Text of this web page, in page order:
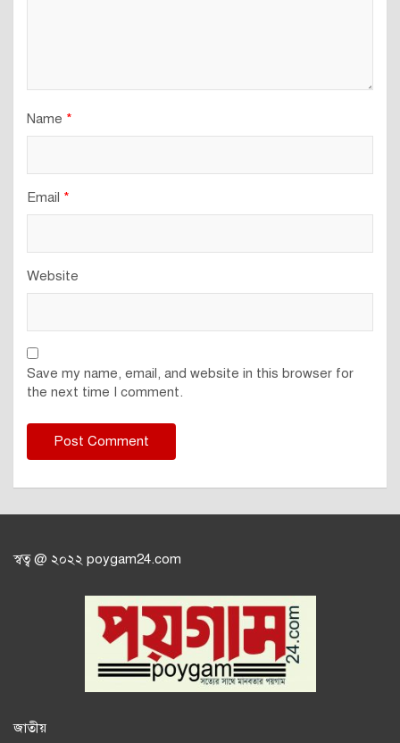
Name *
Email *
Website
Save my name, email, and website in this browser for
the next time I comment.
স্বত্ব @ ২০২২ poygam24.com
জাতীয়